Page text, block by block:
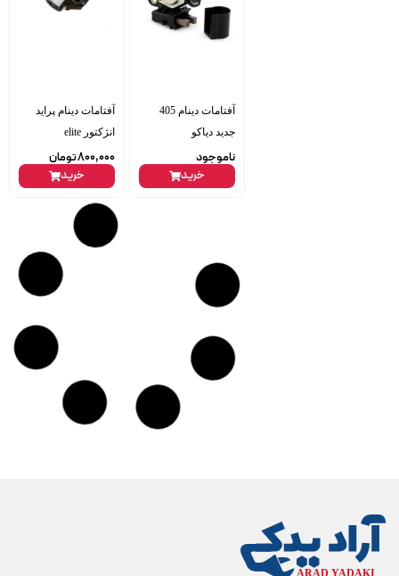
آفتامات دینام 405
جدید دیاکو
ناموجود
خرید
آفتامات دینام پراید
انژکتور elite
800,000تومان
خرید